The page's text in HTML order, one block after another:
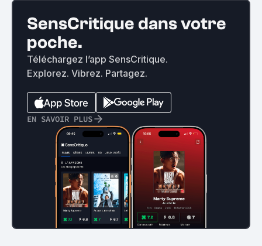
SensCritique dans votre
poche.
Téléchargez l’app SensCritique.
Explorez. Vibrez. Partagez.
EN SAVOIR PLUS